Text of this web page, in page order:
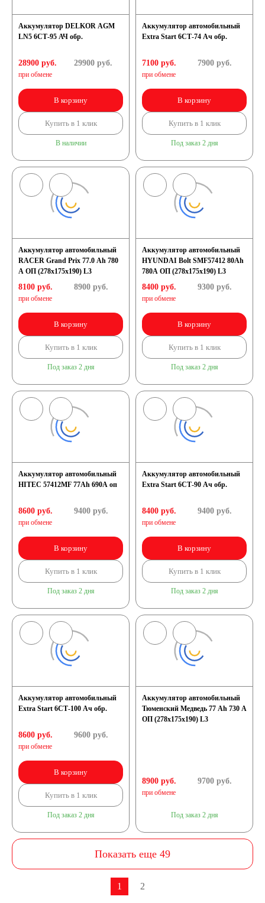
Аккумулятор DELKOR AGM
LN5 6СТ-95 АЧ обр.
28900 руб.
при обмене
29900руб.
В корзину
Купить в 1 клик
В наличии
Аккумулятор автомобильный
Extra Start 6СТ-74 Ач обр.
7100 руб.
при обмене
7900руб.
В корзину
Купить в 1 клик
Под заказ 2 дня
Аккумулятор автомобильный
RACER Grand Prix 77.0 Ah 780
A ОП (278x175x190) L3
8100 руб.
при обмене
8900руб.
В корзину
Купить в 1 клик
Под заказ 2 дня
Аккумулятор автомобильный
HYUNDAI Bolt SMF57412 80Ah
780A ОП (278x175x190) L3
8400 руб.
при обмене
9300руб.
В корзину
Купить в 1 клик
Под заказ 2 дня
Аккумулятор автомобильный
HITEC 57412MF 77Ah 690A оп
8600 руб.
при обмене
9400руб.
В корзину
Купить в 1 клик
Под заказ 2 дня
Аккумулятор автомобильный
Extra Start 6СТ-90 Ач обр.
8400 руб.
при обмене
9400руб.
В корзину
Купить в 1 клик
Под заказ 2 дня
Аккумулятор автомобильный
Extra Start 6СТ-100 Ач обр.
8600 руб.
при обмене
9600руб.
В корзину
Купить в 1 клик
Под заказ 2 дня
Аккумулятор автомобильный
Тюменский Медведь 77 Ah 730 A
ОП (278x175x190) L3
8900 руб.
при обмене
9700руб.
Под заказ 2 дня
Показать еще 49
1 2